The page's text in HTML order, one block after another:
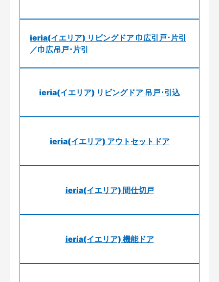
ieria(イエリア) リビングドア 巾広引戸･片引
／巾広吊戸･片引
ieria(イエリア) リビングドア 吊戸･引込
ieria(イエリア) アウトセットドア
ieria(イエリア) 間仕切戸
ieria(イエリア) 機能ドア